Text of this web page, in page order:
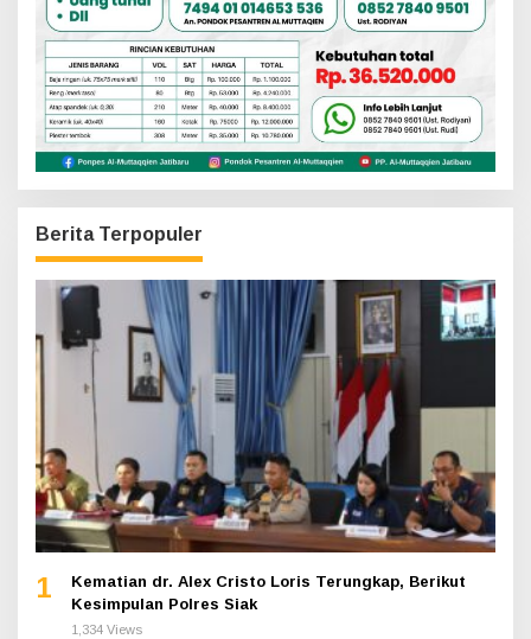
Berita Terpopuler
1
Kematian dr. Alex Cristo Loris Terungkap, Berikut
Kesimpulan Polres Siak
1,334 Views